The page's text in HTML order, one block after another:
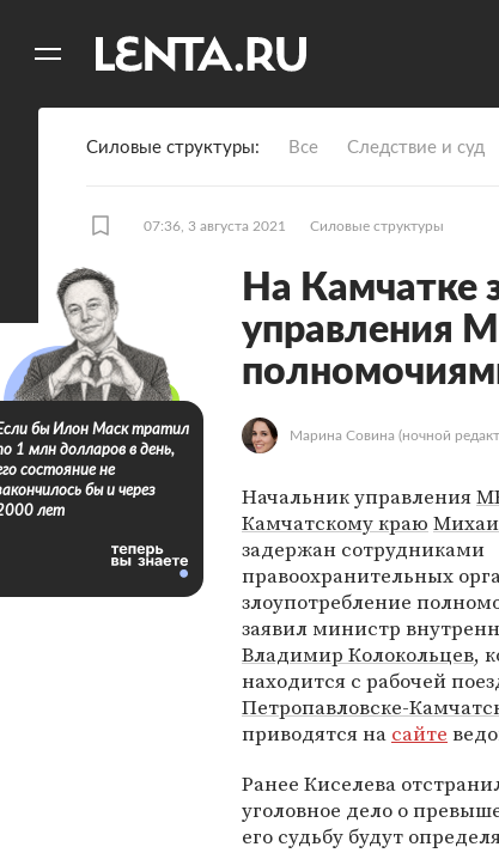
Силовые структуры Все Следствие и суд
07:36, 3 августа 2021 Силовые структуры
На Камчатке
управления
Марина Совина (ночной
Начальник управления
Камчатскому краю
задержан сотрудниками
правоохранительных
злоупотребление
заявил министр
Владимир Колокольцев,
находится с рабочей
Петропавловске-
приводятся на сайте
Ранее Киселева
уголовное дело о
его судьбу будут
бы Илон Маск тратил
1 млн долларов в день,
состояние не
бы и через
лет